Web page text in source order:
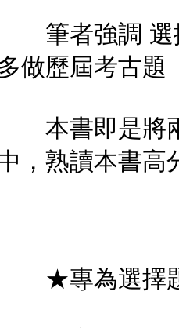
筆者強調 選
做歷屆考古題
本書即是將兩
，熟讀本書高
★專為選擇題